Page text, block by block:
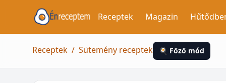
Receptek Magazin
Receptek / Sütemény receptek 🍳 Főző mód